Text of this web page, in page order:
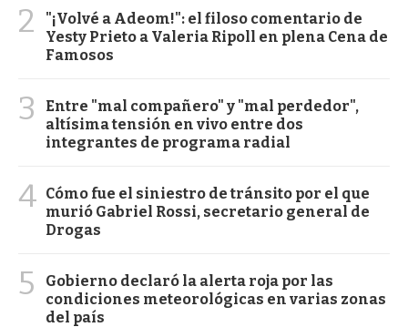
2
"¡Volvé a Adeom!": el filoso comentario de
Yesty Prieto a Valeria Ripoll en plena Cena de
Famosos
3
Entre "mal compañero" y "mal perdedor",
altísima tensión en vivo entre dos
integrantes de programa radial
4 Cómo fue el siniestro de tránsito por el que
murió Gabriel Rossi, secretario general de
Drogas
5
Gobierno declaró la alerta roja por las
condiciones meteorológicas en varias zonas
del país